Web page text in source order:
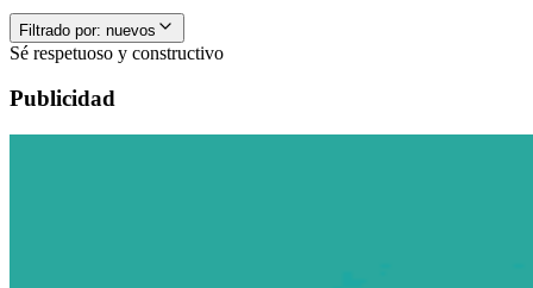
Filtrado por: nuevos
Sé respetuoso y constructivo
Publicidad